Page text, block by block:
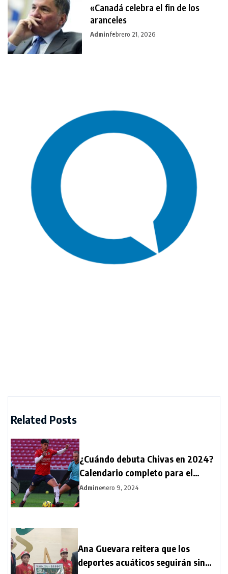
«Canadá celebra el fin de los
aranceles
Adminfebrero 21, 2026
Related Posts
¿Cuándo debuta Chivas en 2024?
Calendario completo para el
rebaño sagrado
Adminenero 9, 2024
Ana Guevara reitera que los
deportes acuáticos seguirán sin